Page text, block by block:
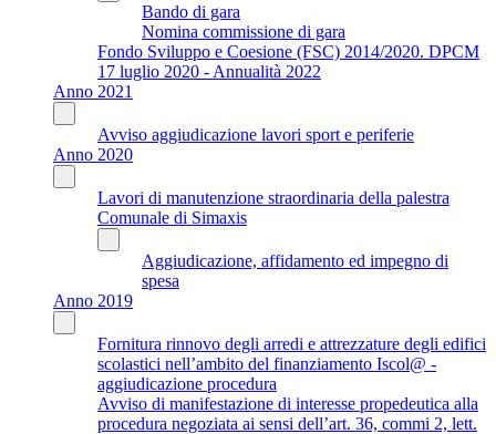
Bando di gara
Nomina commissione di gara
Fondo Sviluppo e Coesione (FSC) 2014/2020. DPCM
17 luglio 2020 - Annualità 2022
Anno 2021
Avviso aggiudicazione lavori sport e periferie
Anno 2020
Lavori di manutenzione straordinaria della palestra
Comunale di Simaxis
Aggiudicazione, affidamento ed impegno di
spesa
Anno 2019
Fornitura rinnovo degli arredi e attrezzature degli edifici
scolastici nell’ambito del finanziamento Iscol@ -
aggiudicazione procedura
Avviso di manifestazione di interesse propedeutica alla
procedura negoziata ai sensi dell’art. 36, commi 2, lett.